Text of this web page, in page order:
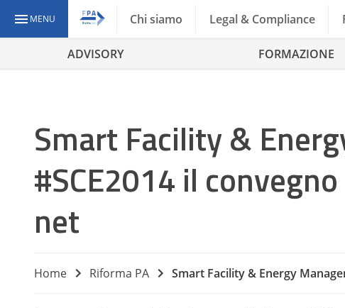
MENU Chi siamo Legal & Compliance
ADVISORY FORMAZIONE
Smart Facility &
#SCE2014 il
net
Home Riforma PA Smart Facility & Energy